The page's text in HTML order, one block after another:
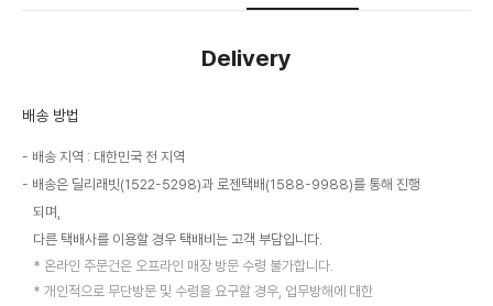
Delivery
배송 방법
배송 지역 : 대한민국 전 지역
배송은 딜리래빗(1522-5298)과 로젠택배(1588-9988)를 통해 진행
되며,
다른 택배사를 이용할 경우 택배비는 고객 부담입니다.
온라인 주문건은 오프라인 매장 방문 수령 불가합니다.
개인적으로 무단방문 및 수령을 요구할 경우, 업무방해에 대한